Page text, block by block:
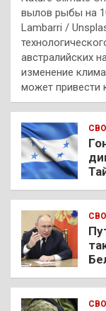
вылов рыбы на
Lambarri /
австралийских
изменение
может привести